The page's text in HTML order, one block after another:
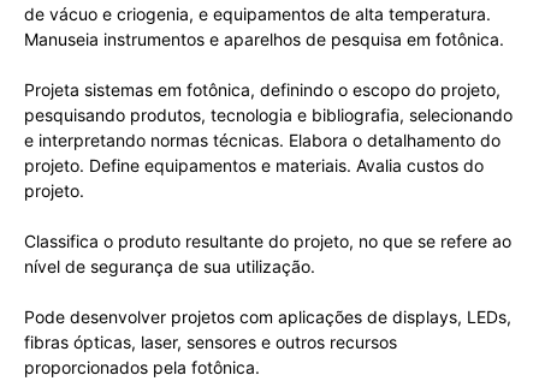
de vácuo e criogenia, e equipamentos de alta temperatura.
Manuseia instrumentos e aparelhos de pesquisa em fotônica.
Projeta sistemas em fotônica, definindo o escopo do projeto,
pesquisando produtos, tecnologia e bibliografia, selecionando
e interpretando normas técnicas. Elabora o detalhamento do
projeto. Define equipamentos e materiais. Avalia custos do
projeto.
Classifica o produto resultante do projeto, no que se refere ao
nível de segurança de sua utilização.
Pode desenvolver projetos com aplicações de displays, LEDs,
fibras ópticas, laser, sensores e outros recursos
proporcionados pela fotônica.